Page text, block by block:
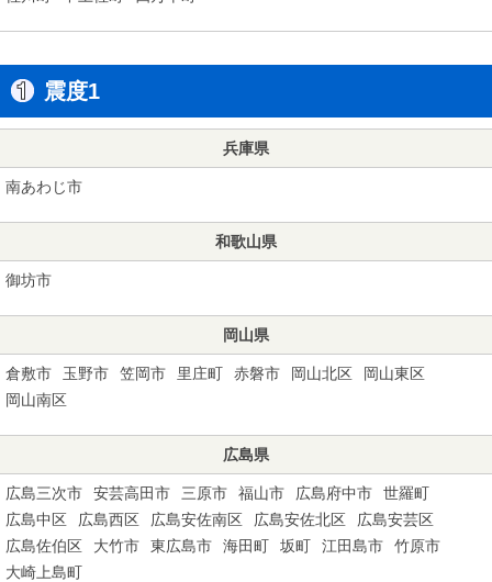
震度1
兵庫県
南あわじ市
和歌山県
御坊市
岡山県
倉敷市 玉野市 笠岡市 里庄町 赤磐市 岡山北区
岡山東区
岡山南区
広島県
広島三次市 安芸高田市 三原市 福山市 広島府中市
世羅町
広島中区
広島西区 広島安佐南区 広島安佐北区
広島安芸区
広島佐伯区
大竹市 東広島市 海田町 坂町 江田島市
竹原市
大崎上島町